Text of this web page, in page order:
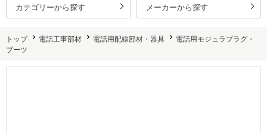
カテゴリーから探す メーカーから探す
トップ 電話工事部材 電話用配線部材・器具
電話用モジュラプラグ・
ブーツ